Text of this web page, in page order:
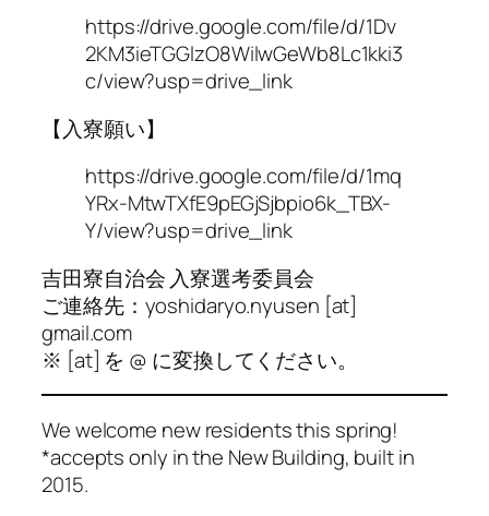
https://drive.google.com/file/d/1Dv
2KM3ieTGGlzO8WilwGeWb8Lc1kki3
c/view?usp=drive_link
【入寮願い】
https://drive.google.com/file/d/1mq
YRx-MtwTXfE9pEGjSjbpio6k_TBX-
Y/view?usp=drive_link
吉田寮自治会 入寮選考委員会
ご連絡先：yoshidaryo.nyusen [at]
gmail.com
※ [at] を @ に変換してください。
We welcome new residents this spring!
*accepts only in the New Building, built in
2015.